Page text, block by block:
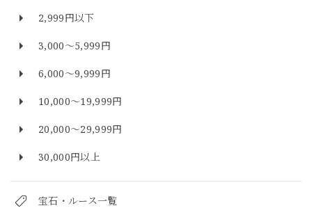
2,999円以下
3,000～5,999円
6,000～9,999円
10,000～19,999円
20,000～29,999円
30,000円以上
宝石・ルース一覧